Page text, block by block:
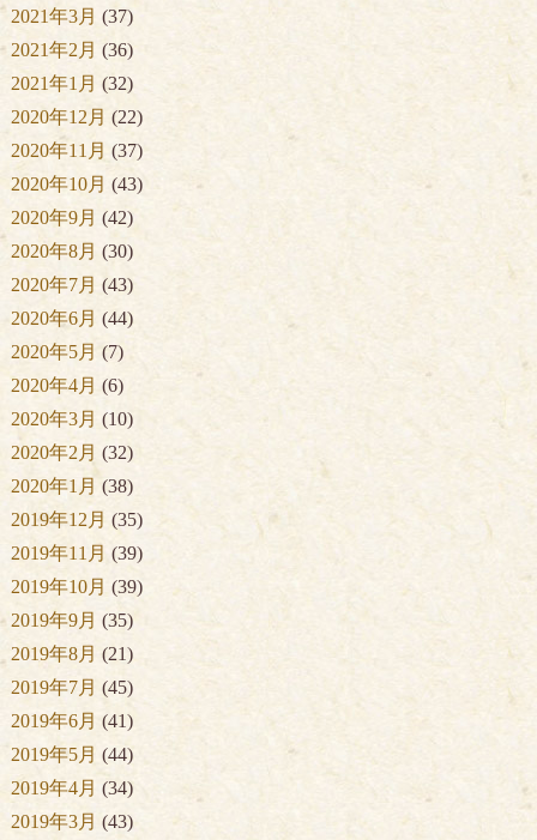
2021年3月 (37)
2021年2月 (36)
2021年1月 (32)
2020年12月 (22)
2020年11月 (37)
2020年10月 (43)
2020年9月 (42)
2020年8月 (30)
2020年7月 (43)
2020年6月 (44)
2020年5月 (7)
2020年4月 (6)
2020年3月 (10)
2020年2月 (32)
2020年1月 (38)
2019年12月 (35)
2019年11月 (39)
2019年10月 (39)
2019年9月 (35)
2019年8月 (21)
2019年7月 (45)
2019年6月 (41)
2019年5月 (44)
2019年4月 (34)
2019年3月 (43)